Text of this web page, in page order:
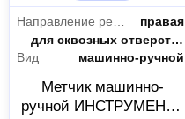
правая
Отверстие
для сквозных отверстий
Вид
машинно-ручной
Метчик машинно-
ручной ИНСТРУМЕНТ -